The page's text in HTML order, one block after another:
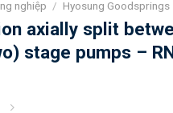
nghiệp / Hyosung Goodsprings
axially split
stage pumps –